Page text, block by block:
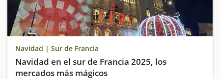
Navidad | Sur de Francia
Navidad en el sur de Francia 2025, los
mercados más mágicos